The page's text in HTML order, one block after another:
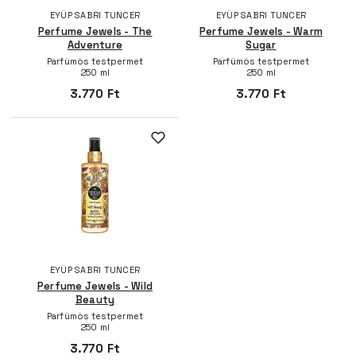
EYÜP SABRI TUNCER
Perfume Jewels - The
Adventure
Parfümös testpermet
250 ml
3.770 Ft
EYÜP SABRI TUNCER
Perfume Jewels - Warm
Sugar
Parfümös testpermet
250 ml
3.770 Ft
EYÜP SABRI TUNCER
Perfume Jewels - Wild
Beauty
Parfümös testpermet
250 ml
3.770 Ft